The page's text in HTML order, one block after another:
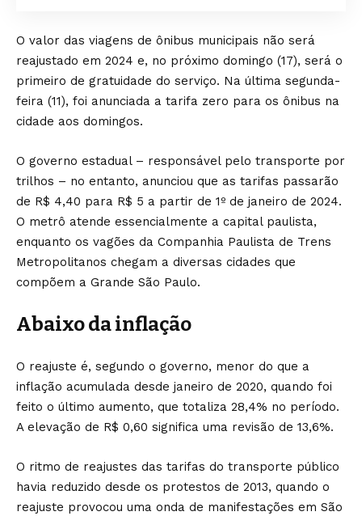
O valor das viagens de ônibus municipais não será
reajustado em 2024 e, no próximo domingo (17), será o
primeiro de gratuidade do serviço. Na última segunda-
feira (11), foi anunciada a tarifa zero para os ônibus na
cidade aos domingos.
O governo estadual – responsável pelo transporte por
trilhos – no entanto, anunciou que as tarifas passarão
de R$ 4,40 para R$ 5 a partir de 1º de janeiro de 2024.
O metrô atende essencialmente a capital paulista,
enquanto os vagões da Companhia Paulista de Trens
Metropolitanos chegam a diversas cidades que
compõem a Grande São Paulo.
Abaixo da inflação
O reajuste é, segundo o governo, menor do que a
inflação acumulada desde janeiro de 2020, quando foi
feito o último aumento, que totaliza 28,4% no período.
A elevação de R$ 0,60 significa uma revisão de 13,6%.
O ritmo de reajustes das tarifas do transporte público
havia reduzido desde os protestos de 2013, quando o
reajuste provocou uma onda de manifestações em São